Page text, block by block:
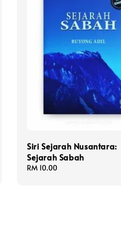
Siri Sejarah Nusantara:
Sejarah Sabah
Regular
RM 10.00